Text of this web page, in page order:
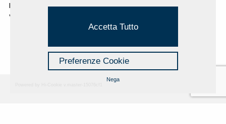
RASSEGNA STAMPA
VIDEO
Accetta Tutto
Preferenze Cookie
Nega